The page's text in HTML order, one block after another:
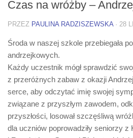
Czas na wróżby –
PRZEZ PAULINA RADZISZEWSKA · 28
Środa w naszej szkole przebiegała
andrzejkowych.
Każdy uczestnik mógł sprawdzić
z przeróżnych zabaw z okazji
serce, aby odczytać imię swojej
związane z przyszłym zawodem,
przyszłości, losował szczęśliwą
dla uczniów poprowadziły seniorzy z